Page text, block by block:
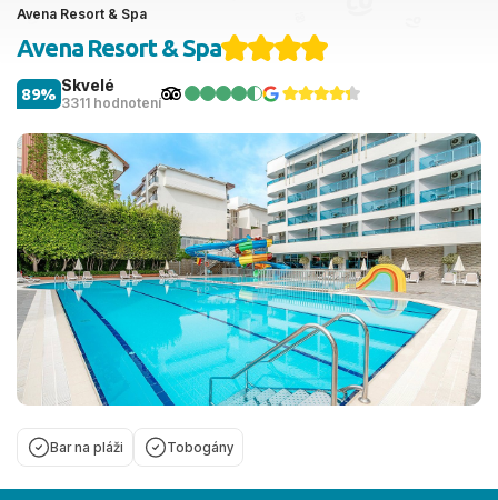
Avena Resort & Spa
Avena Resort & Spa
Skvelé
3311 hodnotení
89%
Bar na pláži Tobogány